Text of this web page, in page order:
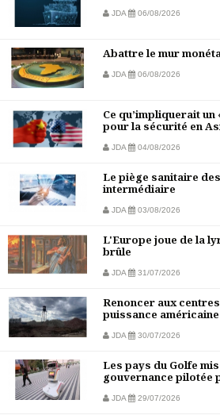
JDA 06/08/2026
Abattre le mur
JDA 06/08/2026
Ce qu’impliquerait un
pour la sécurité en
JDA 04/08/2026
Le piège sanitaire
intermédiaire
JDA 03/08/2026
L'Europe joue de la
brûle
JDA 31/07/2026
Renoncer aux
puissance américaine
JDA 30/07/2026
Les pays du Golfe
gouvernance pilotée
JDA 29/07/2026